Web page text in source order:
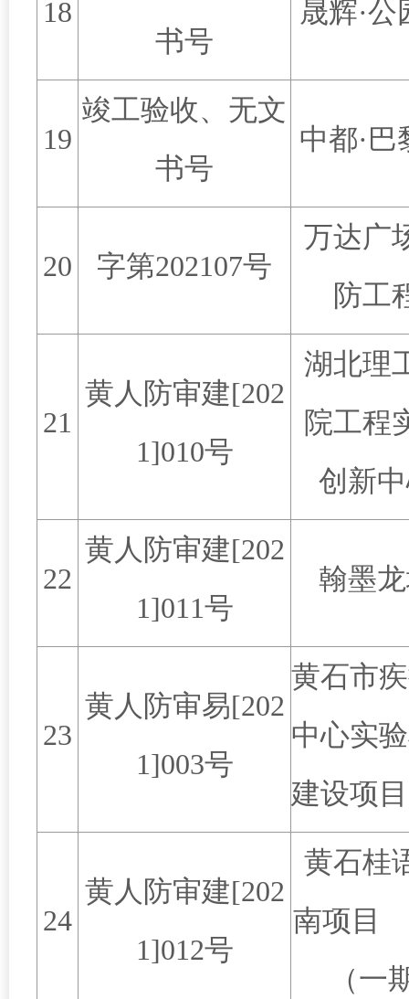
18
书号
晟辉·公
19
竣工验收、无文
书号
中都·巴
20 字第202107号
万达广
防工
21
黄人防审建[202
1]010号
湖北理
院工程
创新
22
黄人防审建[202
1]011号
翰墨
23
黄人防审易[202
1]003号
黄石市
中心实
建设项目
24
黄人防审建[202
1]012号
黄石桂
南
（一